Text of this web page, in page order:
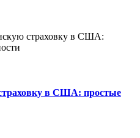
в США: простые